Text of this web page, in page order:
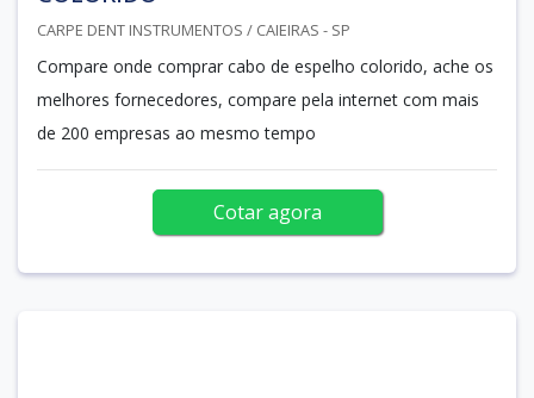
CARPE DENT INSTRUMENTOS / CAIEIRAS - SP
Compare onde comprar cabo de espelho colorido, ache os
melhores fornecedores, compare pela internet com mais
de 200 empresas ao mesmo tempo
Cotar agora